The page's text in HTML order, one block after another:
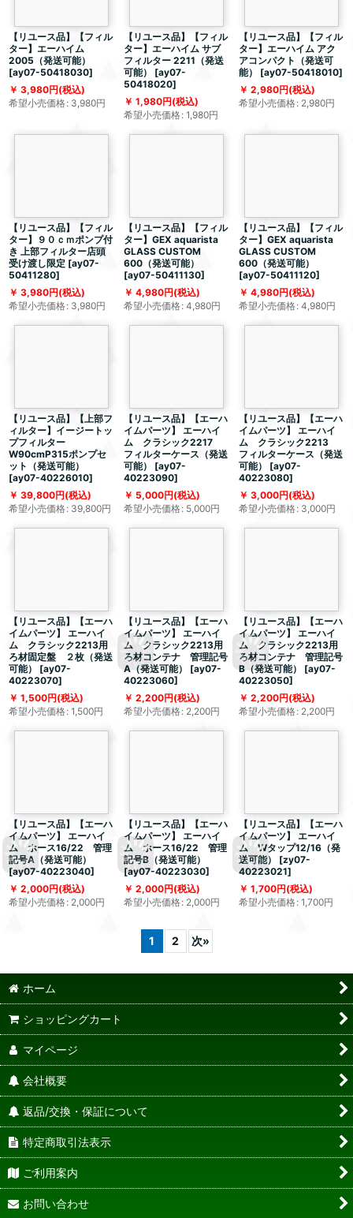
【リユース品】【フィル
ター】エーハイム
2005（発送可能）
[ay07-50418030]
3,980円(税込)
希望小売価格: 3,980円
【リユース品】【フィル
ター】エーハイム サブ
フィルター 2211（発送
可能）
[ay07-
50418020]
1,980円(税込)
希望小売価格: 1,980円
【リユース品】【フィル
ター】エーハイム アク
アコンパクト（発送可
能）
[ay07-50418010]
2,980円(税込)
希望小売価格: 2,980円
【リユース品】【フィル
ター】９０ｃｍポンプ付
き 上部フィルター店頭
受け渡し限定 [ay07-
50411280]
3,980円(税込)
希望小売価格: 3,980円
【リユース品】【フィル
ター】GEX aquarista
GLASS CUSTOM
600（発送可能）
[ay07-50411130]
4,980円(税込)
希望小売価格: 4,980円
【リユース品】【フィル
ター】GEX aquarista
GLASS CUSTOM
600（発送可能）
[ay07-50411120]
4,980円(税込)
希望小売価格: 4,980円
【リユース品】【上部フ
ィルター】イージートッ
プフィルター
W90cmP315ポンプセ
ット（発送可能）
[ay07-40226010]
39,800円(税込)
希望小売価格: 39,800円
【リユース品】【エーハ
イムパーツ】 エーハイ
ム クラシック2217
フィルターケース（発送
可能）
[ay07-
40223090]
5,000円(税込)
希望小売価格: 5,000円
【リユース品】【エーハ
イムパーツ】 エーハイ
ム クラシック2213
フィルターケース（発送
可能）
[ay07-
40223080]
3,000円(税込)
希望小売価格: 3,000円
【リユース品】【エーハ
イムパーツ】 エーハイ
ム クラシック2213用
ろ材固定盤 ２枚（発送
可能）
[ay07-
40223070]
1,500円(税込)
希望小売価格: 1,500円
【リユース品】【エーハ
イムパーツ】 エーハイ
ム クラシック2213用
ろ材コンテナ 管理記号
A（発送可能）
[ay07-
40223060]
2,200円(税込)
希望小売価格: 2,200円
【リユース品】【エーハ
イムパーツ】 エーハイ
ム クラシック2213用
ろ材コンテナ 管理記号
B（発送可能）
[ay07-
40223050]
2,200円(税込)
希望小売価格: 2,200円
【リユース品】【エーハ
イムパーツ】 エーハイ
ム ホース16/22 管理
記号A（発送可能）
[ay07-40223040]
2,000円(税込)
希望小売価格: 2,000円
【リユース品】【エーハ
イムパーツ】 エーハイ
ム ホース16/22 管理
記号B（発送可能）
[ay07-40223030]
2,000円(税込)
希望小売価格: 2,000円
【リユース品】【エーハ
イムパーツ】 エーハイ
ム Wタップ12/16（発
送可能）
[zy07-
40223021]
1,700円(税込)
希望小売価格: 1,700円
1 2 次»
ホーム
ショッピングカート
マイページ
会社概要
返品/交換・保証について
特定商取引法表示
ご利用案内
お問い合わせ